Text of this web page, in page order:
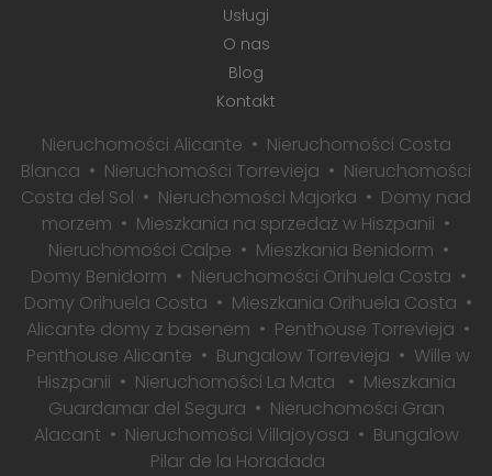
Usługi
O nas
Blog
Kontakt
Nieruchomości Alicante
Nieruchomości Costa
Blanca
Nieruchomości Torrevieja
Nieruchomości
Costa del Sol
Nieruchomości Majorka
Domy nad
morzem
Mieszkania na sprzedaż w Hiszpanii
Nieruchomości Calpe
Mieszkania Benidorm
Domy Benidorm
Nieruchomości Orihuela Costa
Domy Orihuela Costa
Mieszkania Orihuela Costa
Alicante domy z basenem
Penthouse Torrevieja
Penthouse Alicante
Bungalow Torrevieja
Wille w
Hiszpanii
Nieruchomości La Mata
Mieszkania
Guardamar del Segura
Nieruchomości Gran
Alacant
Nieruchomości Villajoyosa
Bungalow
Pilar de la Horadada